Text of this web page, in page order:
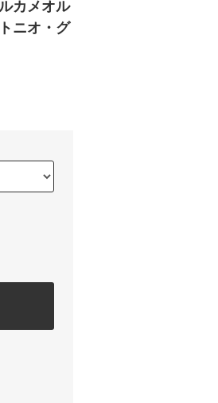
カメオル
ニオ・グ